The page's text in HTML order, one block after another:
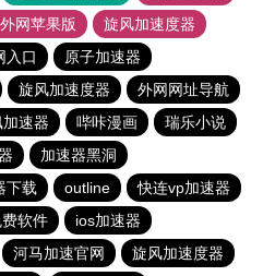
网苹果版
旋风加速度器
入口
原子加速器
旋风加速度器
外网网址导航
速器 哔咔漫画
瑞乐小说
加速器黑洞
下载 outline
快连vp加速器
软件
ios加速器
河马加速官网
旋风加速度器